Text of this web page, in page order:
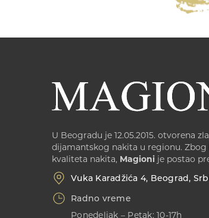
U Beogradu je 12.05.2015. otvorena
dijamantskog nakita u regionu.
kvaliteta nakita, Magioni je postao
Vuka Karadžića 4, Beograd,
Radno vreme
Ponedeljak – Petak: 10-17h